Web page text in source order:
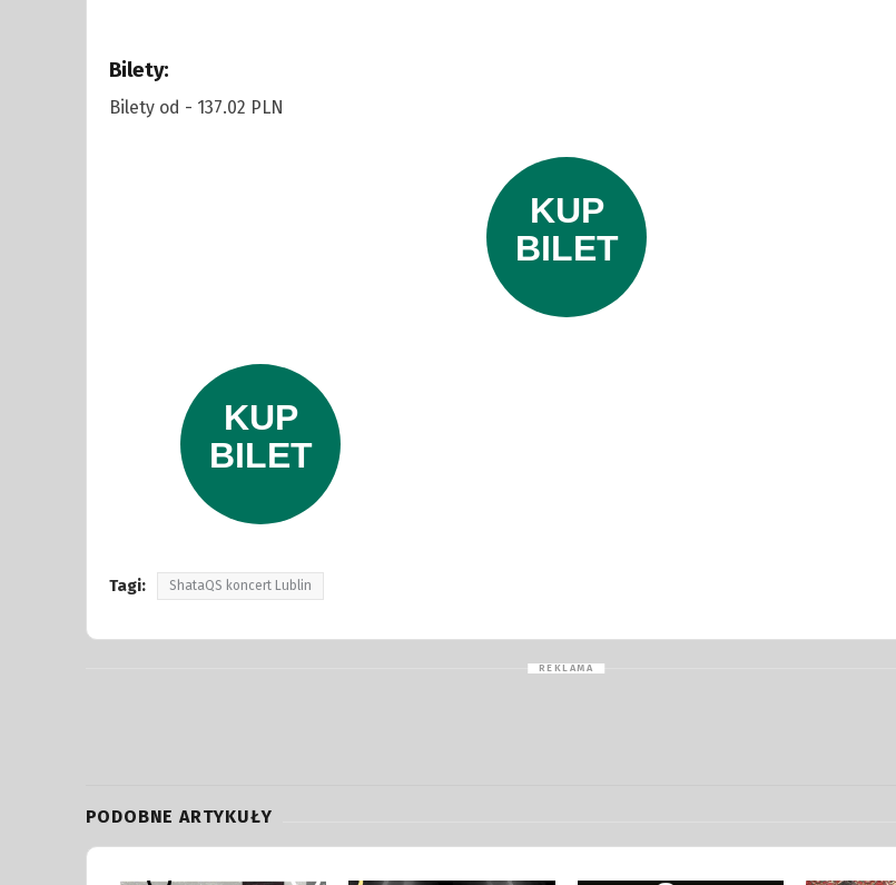
Bilety:
Bilety od - 137.02 PLN
Tagi: ShataQS koncert Lublin
PODOBNE ARTYKUŁY